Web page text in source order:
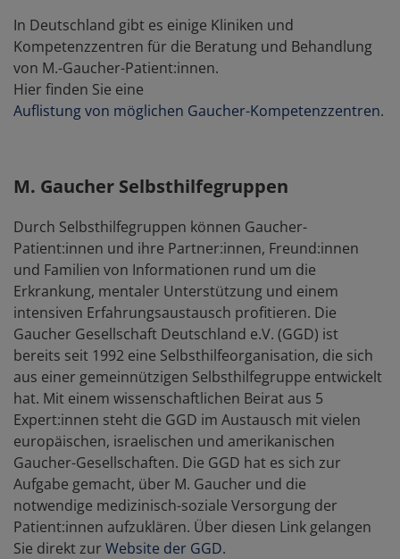
In Deutschland gibt es einige Kliniken und
Kompetenzzentren für die Beratung und Behandlung
von M.-Gaucher-Patient:innen.
Hier finden Sie eine
Auflistung von möglichen Gaucher-Kompetenzzentren.
M. Gaucher Selbsthilfegruppen
Durch Selbsthilfegruppen können Gaucher-
Patient:innen und ihre Partner:innen, Freund:innen
und Familien von Informationen rund um die
Erkrankung, mentaler Unterstützung und einem
intensiven Erfahrungsaustausch profitieren. Die
Gaucher Gesellschaft Deutschland e.V. (GGD) ist
bereits seit 1992 eine Selbsthilfeorganisation, die sich
aus einer gemeinnützigen Selbsthilfegruppe entwickelt
hat. Mit einem wissenschaftlichen Beirat aus 5
Expert:innen steht die GGD im Austausch mit vielen
europäischen, israelischen und amerikanischen
Gaucher-Gesellschaften. Die GGD hat es sich zur
Aufgabe gemacht, über M. Gaucher und die
notwendige medizinisch-soziale Versorgung der
Patient:innen aufzuklären. Über diesen Link gelangen
Sie direkt zur Website der GGD.